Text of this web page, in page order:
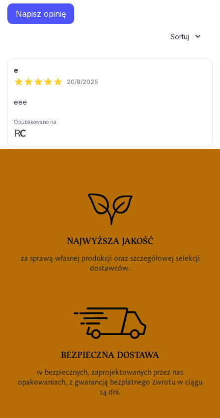
NAJWYŻSZA JAKOŚĆ
za sprawą własnej produkcji oraz szczegółowej selekcji
dostawców.
BEZPIECZNA DOSTAWA
w bezpiecznych, zaprojektowanych przez nas
opakowaniach, z gwarancją bezpłatnego zwrotu w ciągu
14 dni.